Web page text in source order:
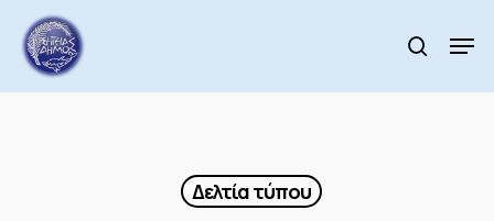
main
content
search
Δελτία τύπου
Menu